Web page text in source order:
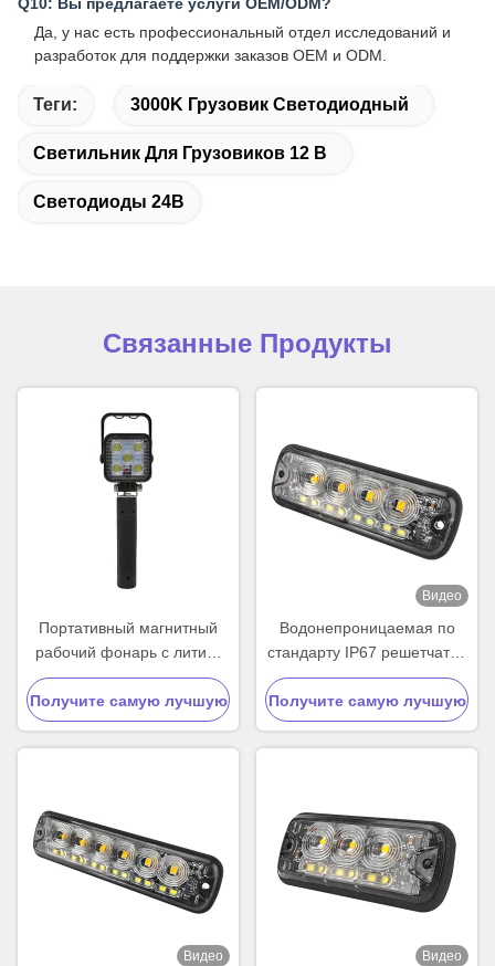
Q10: Вы предлагаете услуги OEM/ODM?
Да, у нас есть профессиональный отдел исследований и
разработок для поддержки заказов OEM и ODM.
Теги: 3000K Грузовик Светодиодный
Светильник Для Грузовиков 12 В
Светодиоды 24В
Связанные Продукты
Портативный магнитный
рабочий фонарь с литий-
ионным аккумулятором 7,4
В 3000 мАч для
автозапчастей
Получите самую лучшую
цену
Видео
Водонепроницаемая по
стандарту IP67 решетчатая
стробоскопическая фара
12-24 В постоянного тока с
чипами CREE LED для
предупреждения и
Получите самую лучшую
цену
Видео Видео